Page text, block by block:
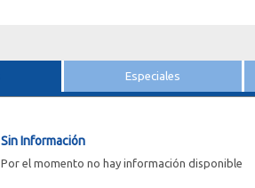
Especiales
Sin Información
Por el momento no hay información disponible